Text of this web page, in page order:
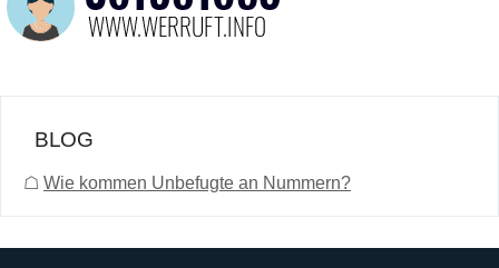
BLOG
☖ Wie kommen Unbefugte an Nummern?